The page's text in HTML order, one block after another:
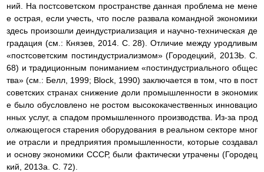
ний. На постсоветском пространстве данная проблема не мене
е острая, если учесть, что после развала командной экономики
здесь произошли деиндустриализация и научно-техническая де
градация (см.: Князев, 2014. С. 28). Отличие между уродливым
«постсоветским постиндустриализмом» (Городецкий, 201ЗЬ. С.
68) и традиционным пониманием «постиндустриального общес
тва» (см.: Белл, 1999; Block, 1990) заключается в том, что в пост
советских странах снижение доли промышленности в экономик
е было обусловлено не ростом высококачественных инновацио
нных услуг, а спадом промышленного производства. Из-за прод
олжающегося старения оборудования в реальном секторе мног
ие отрасли и предприятия промышленности, которые создавал
и основу экономики СССР, были фактически утрачены (Городец
кий, 2013а. С. 72).